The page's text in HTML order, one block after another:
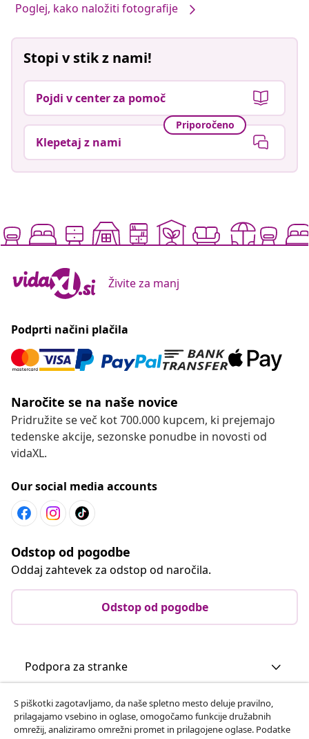
Poglej, kako naložiti fotografije
Stopi v stik z nami!
Pojdi v center za pomoč
Priporočeno
Klepetaj z nami
Živite za manj
Podprti načini plačila
Naročite se na naše novice
Pridružite se več kot 700.000 kupcem, ki prejemajo
tedenske akcije, sezonske ponudbe in novosti od
vidaXL.
Our social media accounts
Odstop od pogodbe
Oddaj zahtevek za odstop od naročila.
Odstop od pogodbe
Podpora za stranke
Poslovanje
S piškotki zagotavljamo, da naše spletno mesto deluje pravilno,
prilagajamo vsebino in oglase, omogočamo funkcije družabnih
omrežij, analiziramo omrežni promet in prilagojene oglase. Podatke